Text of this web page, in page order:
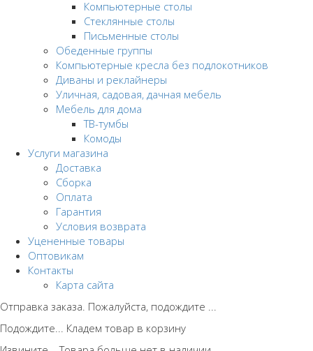
Компьютерные столы
Стеклянные столы
Письменные столы
Обеденные группы
Компьютерные кресла без подлокотников
Диваны и реклайнеры
Уличная, садовая, дачная мебель
Мебель для дома
ТВ-тумбы
Комоды
Услуги магазина
Доставка
Сборка
Оплата
Гарантия
Условия возврата
Уцененные товары
Оптовикам
Контакты
Карта сайта
Отправка заказа. Пожалуйста, подождите ...
Подождите... Кладем товар в корзину